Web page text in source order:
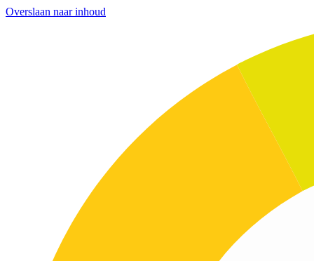
Overslaan naar inhoud